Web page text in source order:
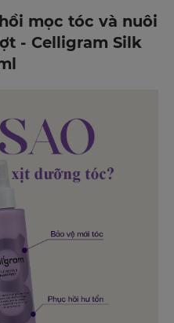
mọc tóc và nuôi
- Celligram Silk